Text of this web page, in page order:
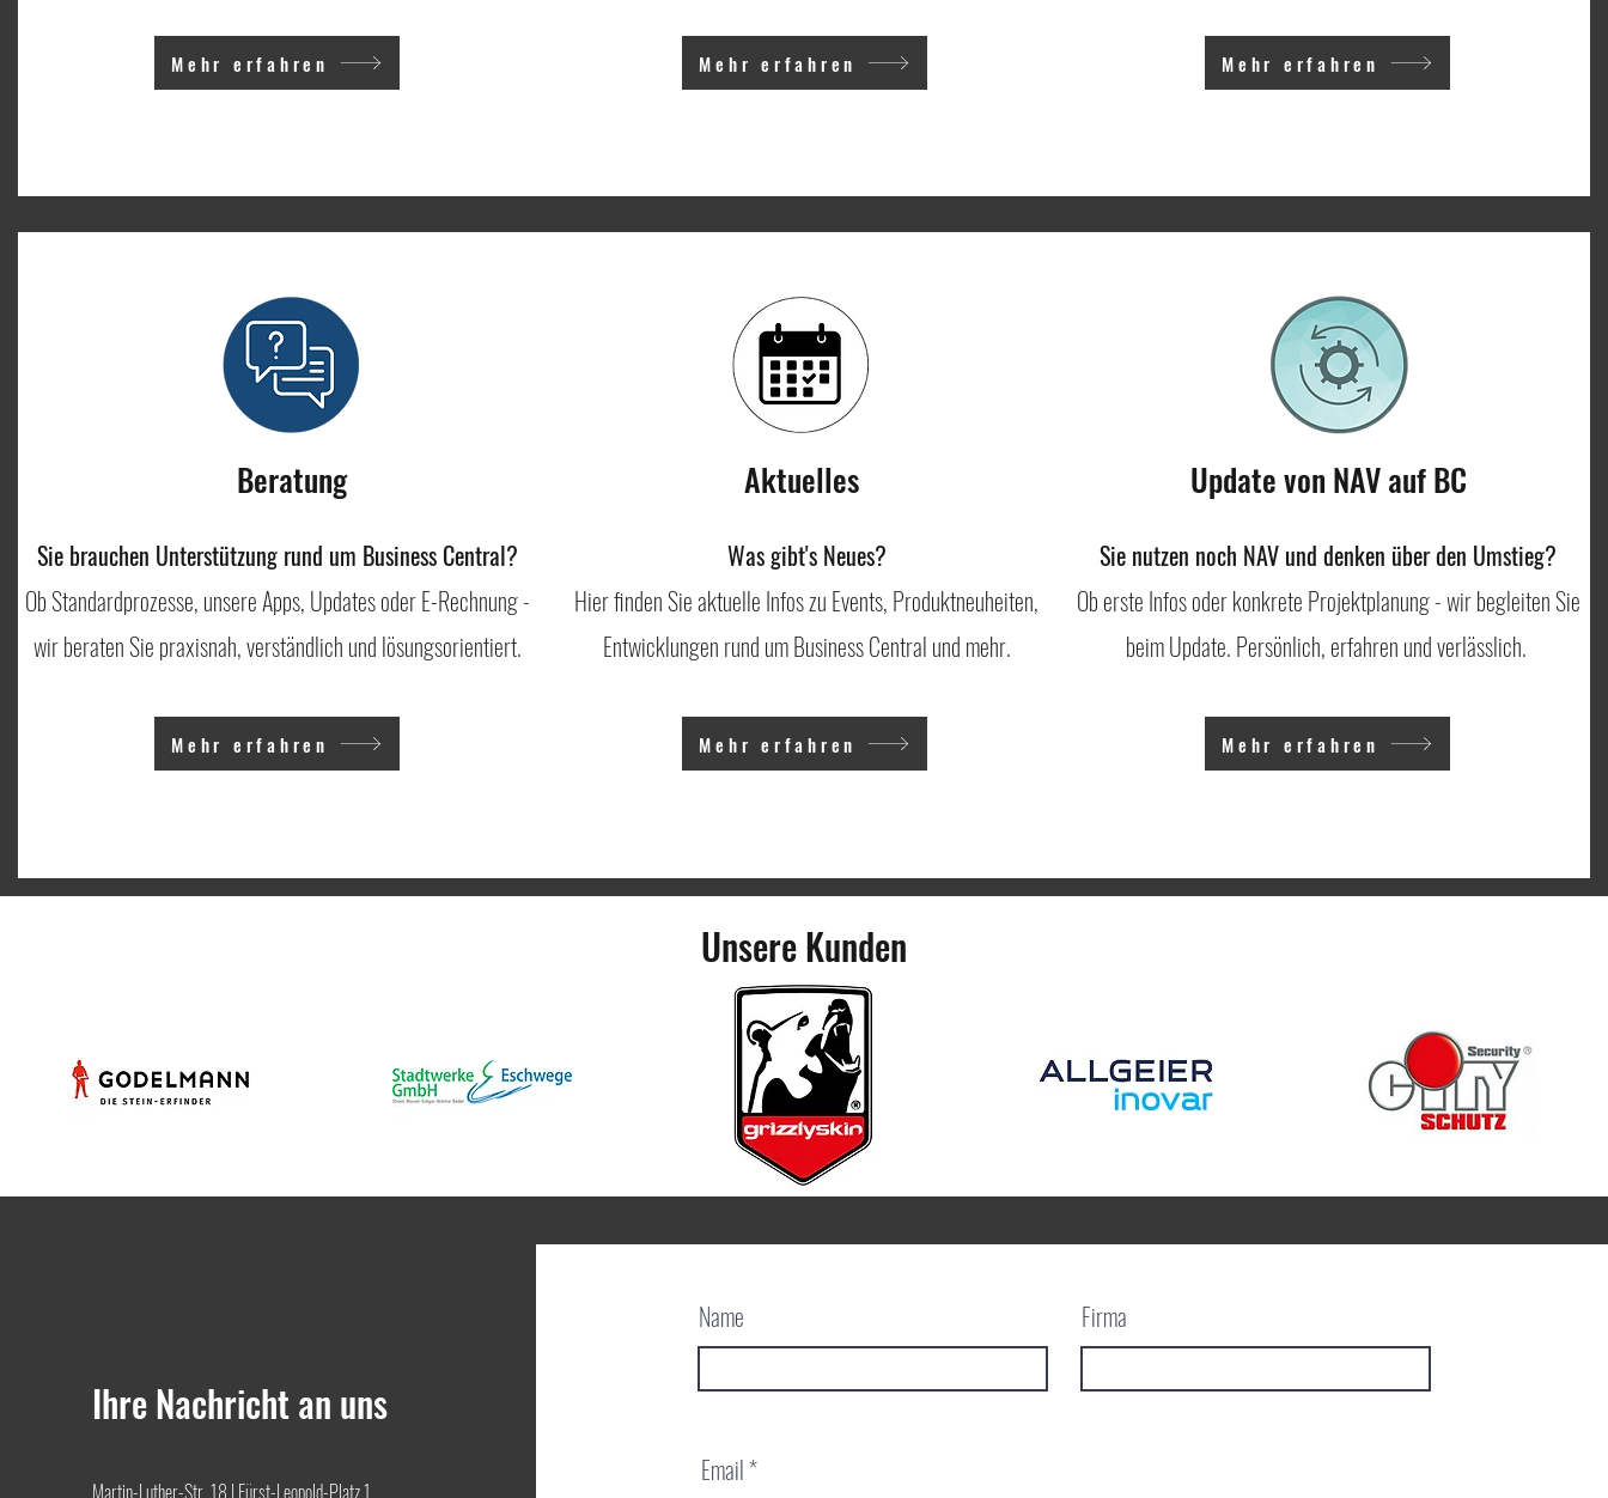
Mehr erfahren Mehr erfahren Mehr erfahren
Beratung
Sie brauchen Unterstützung rund um Business Central?
Ob Standardprozesse, unsere Apps, Updates oder E-Rechnung -
wir beraten Sie praxisnah, verständlich und lösungsorientiert.
Mehr erfahren
Aktuelles
Was gibt's Neues?
Hier finden Sie aktuelle Infos zu Events, Produktneuheiten,
Entwicklungen rund um Business Central und mehr.
Mehr erfahren
Update von NAV auf BC
Sie nutzen noch NAV und denken über den Umstieg?
Ob erste Infos oder konkrete Projektplanung - wir begleiten Sie
beim Update. Persönlich, erfahren und verlässlich.
Mehr erfahren
Unsere Kunden
Ihre Nachricht an uns
Martin-Luther-Str. 18 | Fürst-Leopold-Platz 1
Name Firma
Email